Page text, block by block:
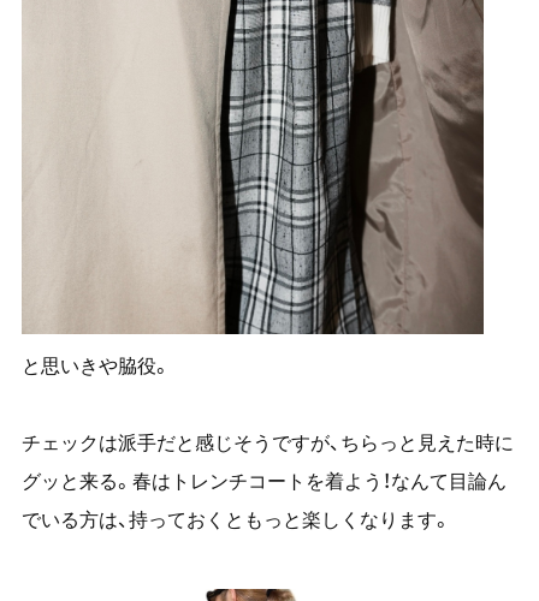
と思いきや脇役。
チェックは派手だと感じそうですが、ちらっと見えた時に
グッと来る。春はトレンチコートを着よう！なんて目論ん
でいる方は、持っておくともっと楽しくなります。